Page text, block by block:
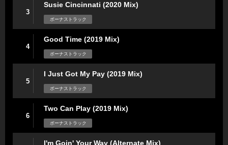
3
Susie Cincinnati (2020 Mix)
ボーナストラック
4
Good Time (2019 Mix)
ボーナストラック
5
I Just Got My Pay (2019 Mix)
ボーナストラック
6
Two Can Play (2019 Mix)
ボーナストラック
I'm Goin' Your Way (Alternate Mix)